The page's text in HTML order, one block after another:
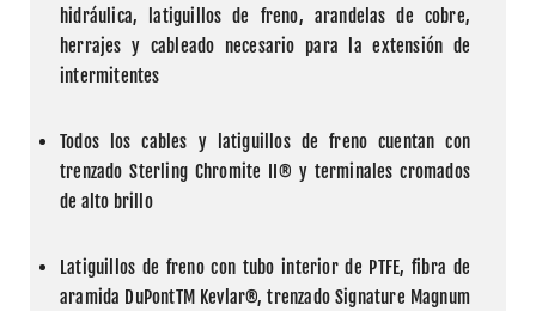
hidráulica, latiguillos de freno, arandelas de cobre,
herrajes y cableado necesario para la extensión de
intermitentes
Todos los cables y latiguillos de freno cuentan con
trenzado Sterling Chromite II® y terminales cromados
de alto brillo
Latiguillos de freno con tubo interior de PTFE, fibra de
aramida DuPontTM Kevlar®, trenzado Signature Magnum